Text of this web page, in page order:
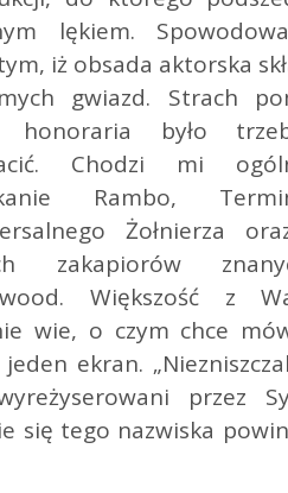
lękiem.
iż obsada aktorska
gwiazd. Strach
honoraria było
Chodzi mi
Rambo,
Żołnierza
zakapiorów
Większość z
wie, o czym chce
ekran.
przez
się tego nazwiska